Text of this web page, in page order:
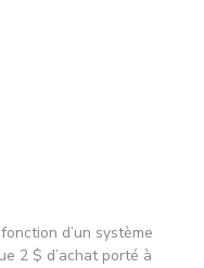
d’un système
2 $ d’achat porté à